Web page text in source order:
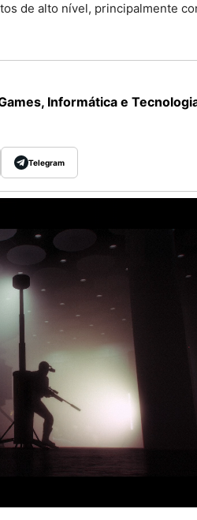
de alto nível, principalmente
Informática e
Telegram